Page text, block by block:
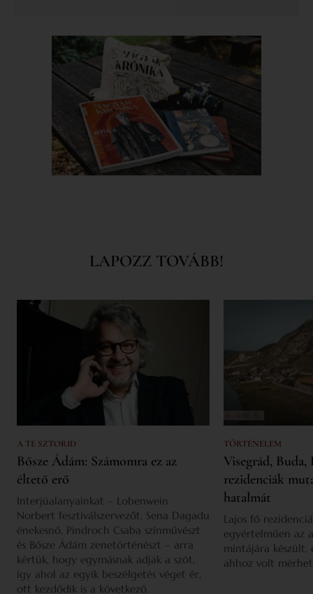
LAPOZZ TOVÁBB!
A TE SZTORID
Bősze Ádám: Számomra ez az
éltető erő
Interjúalanyainkat – Lobenwein
Norbert fesztiválszervezőt, Sena Dagadu
énekesnő, Pindroch Csaba színművészt
és Bősze Ádám zenetörténészt – arra
kértük, hogy egymásnak adják a szót,
így ahol az egyik beszélgetés véget ér,
ott kezdődik is a következő.
TÖRTÉNELEM
Visegrád,
rezidenciák
hatalmát
Lajos fő
egyértelműen az
mintájára készült,
ahhoz volt